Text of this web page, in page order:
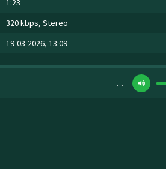
1:23
320 kbps, Stereo
19-03-2026, 13:09
…